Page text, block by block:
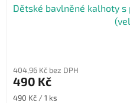
Dětské bavlněné kalhoty s
404,96 Kč bez DPH
490 Kč
Měrná
490 Kč / 1 ks